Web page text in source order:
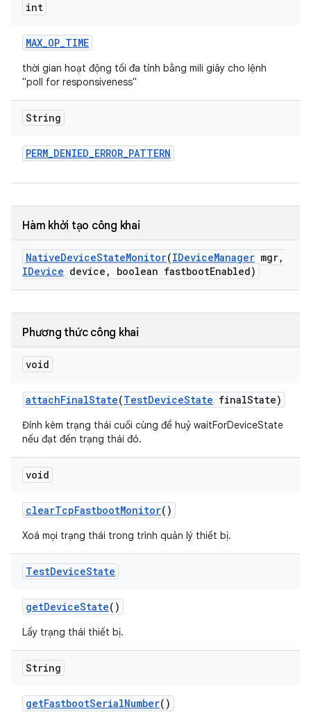
int
MAX_OP_TIME
thời gian hoạt động tối đa tính bằng mili giây cho lệnh
"poll for responsiveness"
String
PERM_DENIED_ERROR_PATTERN
Hàm khởi tạo công khai
NativeDeviceStateMonitor(IDeviceManager mgr,
IDevice device , boolean fastbootEnabled)
Phương thức công khai
void
attachFinalState(TestDeviceState finalState)
Đính kèm trạng thái cuối cùng để huỷ waitForDeviceState
nếu đạt đến trạng thái đó.
void
clearTcpFastbootMonitor()
Xoá mọi trạng thái trong trình quản lý thiết bị.
TestDeviceState
getDeviceState()
Lấy trạng thái thiết bị.
String
getFastbootSerialNumber()